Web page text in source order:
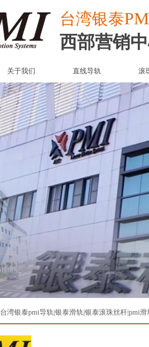
台湾银泰pmi导轨|银泰滑轨|银泰滚珠丝杆|pmi
台湾银泰
西部营销
关于我们 直线导轨 滚